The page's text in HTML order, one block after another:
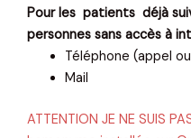
Pour les patients déjà
personnes sans accès à
Téléphone (appel
Mail
ATTENTION JE NE SUIS